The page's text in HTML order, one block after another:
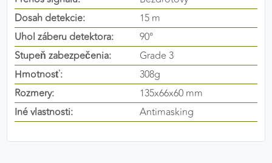
Dosah detekcie:
15 m
Uhol záberu detektora:
90°
Stupeň zabezpečenia:
Grade 3
Hmotnosť:
308g
Rozmery:
135x66x60 mm
Iné vlastnosti:
Antimasking
výkon a funkčnosť našich stránok.
Google Analytics
Poskytovateľ: Google
MARKETINGOVÉ COOKIES